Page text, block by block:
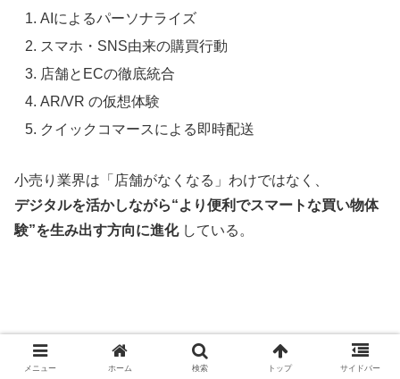
AIによるパーソナライズ
スマホ・SNS由来の購買行動
店舗とECの徹底統合
AR/VR の仮想体験
クイックコマースによる即時配送
小売り業界は「店舗がなくなる」わけではなく、
デジタルを活かしながら“より便利でスマートな買い物体
験”を生み出す方向に進化している。
メニュー ホーム 検索 トップ サイドバー